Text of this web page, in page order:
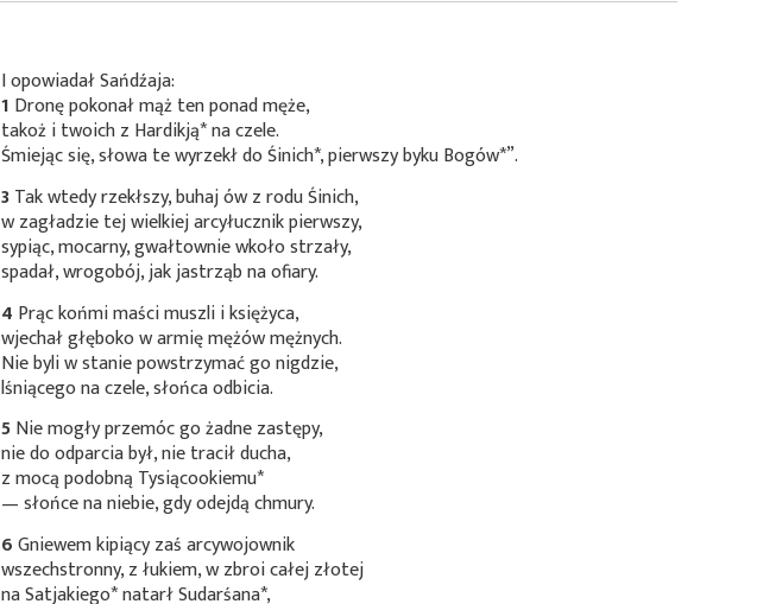
I opowiadał Sańdźaja:
1 Dronę pokonał mąż ten ponad męże,
takoż i twoich z Hardikją*na czele.
Śmiejąc się, słowa te wyrzekł doŚinich*, pierwszy bykuBogów*”.
3Tak wtedy rzekłszy, buhaj ów z rodu Śinich,
w zagładzie tej wielkiej arcyłucznik pierwszy,
sypiąc, mocarny, gwałtownie wkoło strzały,
spadał, wrogobój, jak jastrząb na ofiary.
4 Prąc końmi maści muszli i księżyca,
wjechał głęboko w armię mężów mężnych.
Nie byli w stanie powstrzymać go nigdzie,
lśniącego na czele, słońca odbicia.
5Nie mogły przemóc go żadne zastępy,
nie do odparcia był, nie tracił ducha,
z mocą podobnąTysiącookiemu*
— słońce na niebie, gdy odejdą chmury.
6Gniewem kipiący zaś arcywojownik
wszechstronny, z łukiem, w zbroi całej złotej
naSatjakiego*natarłSudarśana*,